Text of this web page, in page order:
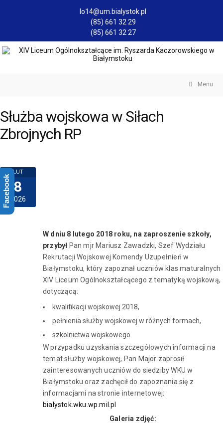
lo14@um.bialystok.pl
(85) 661 32 29
(85) 661 32 27
Menu
Służba wojskowa w Siłach
Zbrojnych RP
LUT
8
2026
W dniu 8 lutego 2018 roku, na zaproszenie szkoły,
przybył Pan mjr Mariusz Zawadzki, Szef Wydziału
Rekrutacji Wojskowej Komendy Uzupełnień w
Białymstoku, który zapoznał uczniów klas maturalnych
XIV Liceum Ogólnokształcącego z tematyką wojskową,
dotyczącą:
kwalifikacji wojskowej 2018,
pełnienia służby wojskowej w różnych formach,
szkolnictwa wojskowego.
W przypadku uzyskania szczegółowych informacji na
temat służby wojskowej, Pan Major zaprosił
zainteresowanych uczniów do siedziby WKU w
Białymstoku oraz zachęcił do zapoznania się z
informacjami na stronie internetowej:
bialystok.wku.wp.mil.pl
Galeria zdjęć:
Facebook